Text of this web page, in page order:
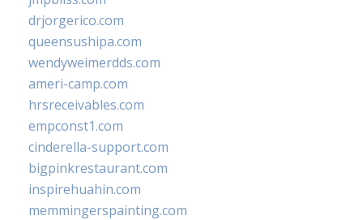
drjorgerico.com
queensushipa.com
wendyweimerdds.com
ameri-camp.com
hrsreceivables.com
empconst1.com
cinderella-support.com
bigpinkrestaurant.com
inspirehuahin.com
memmingerspainting.com